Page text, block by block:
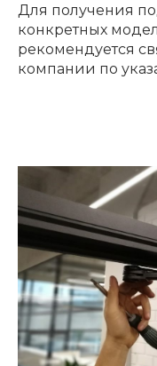
Для получения
конкретных
рекомендуется
компании по